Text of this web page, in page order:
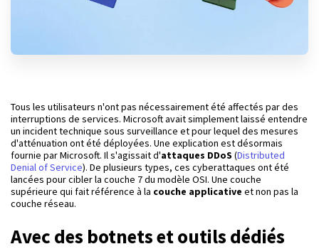
Tous les utilisateurs n'ont pas nécessairement été affectés par des
interruptions de services. Microsoft avait simplement laissé entendre
un incident technique sous surveillance et pour lequel des mesures
d'atténuation ont été déployées. Une explication est désormais
fournie par Microsoft. Il s'agissait d'attaques DDoS (Distributed
Denial of Service). De plusieurs types, ces cyberattaques ont été
lancées pour cibler la couche 7 du modèle OSI. Une couche
supérieure qui fait référence à la couche applicative et non pas la
couche réseau.
Avec des botnets et outils dédiés